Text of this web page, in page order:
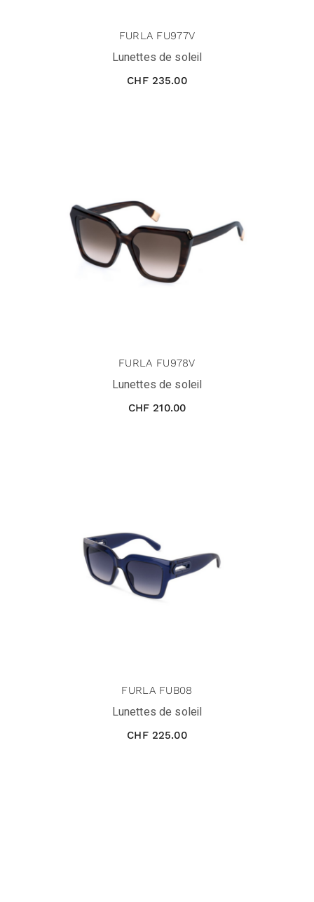
FURLA FU977V
Lunettes de soleil
CHF235.00
FURLA FU978V
Lunettes de soleil
CHF 210.00
FURLA FUB08
Lunettes de soleil
CHF225.00